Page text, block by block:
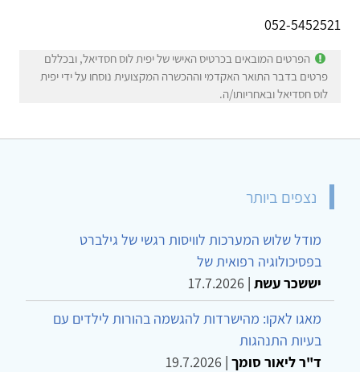
052-5452521
הפרטים המובאים בכרטיס האישי של יפית לוס חסדיאל, ובכללם
פרטים בדבר התואר האקדמי וההכשרה המקצועית נוסחו על ידי יפית
לוס חסדיאל ובאחריותו/ה.
נצפים ביותר
מודל שלוש המערכות לוויסות רגשי של גילברט
בפסיכולוגיה רפואית של
יששכר עשת |
17.7.2026
מאגו לאקו: מהישרדות להגשמה בהורות לילדים עם
בעיות התנהגות
ד"ר ליאור סומך |
19.7.2026